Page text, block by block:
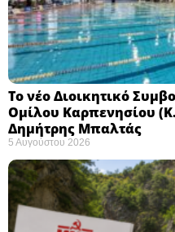
Το νέο Διοικητικό
Ομίλου Καρπενησίου
Δημήτρης Μπαλτάς
5 Αυγούστου 2026